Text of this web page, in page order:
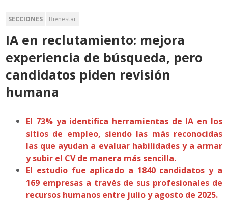
SECCIONES Bienestar
IA en reclutamiento: mejora
experiencia de búsqueda, pero
candidatos piden revisión
humana
El 73% ya identifica herramientas de IA en los
sitios de empleo, siendo las más reconocidas
las que ayudan a evaluar habilidades y a armar
y subir el CV de manera más sencilla.
El estudio fue aplicado a 1840 candidatos y a
169 empresas a través de sus profesionales de
recursos humanos entre julio y agosto de 2025.